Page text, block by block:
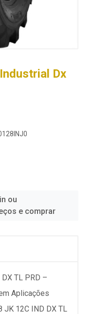
Dx
ou
e comprar
TL PRD –
Aplicações
12C IND DX TL